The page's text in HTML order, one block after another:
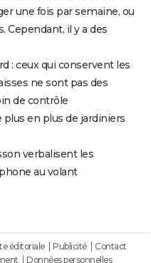
une fois par semaine, ou
Cependant, il y a des
: ceux qui conservent les
ne sont pas des
de contrôle
plus en plus de jardiniers
verbalisent les
au volant
éditoriale Publicité
Contact
Données personnelles